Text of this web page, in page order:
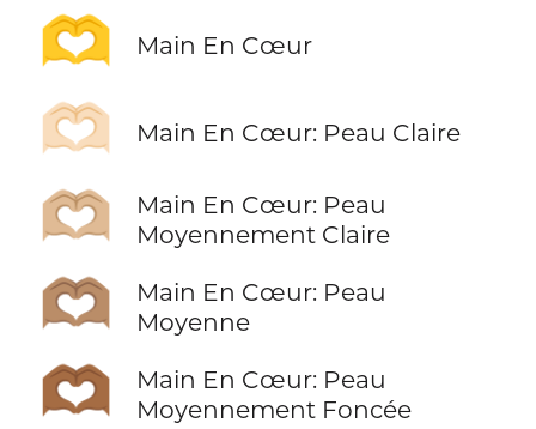
🫶 Main En Cœur
🫶🏻 Main En Cœur: Peau Claire
🫶🏼
Main En Cœur: Peau
Moyennement Claire
🫶🏽
Main En Cœur: Peau
Moyenne
🫶🏾
Main En Cœur: Peau
Moyennement Foncée